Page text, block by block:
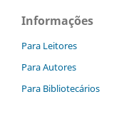
Informações
Para Leitores
Para Autores
Para Bibliotecários